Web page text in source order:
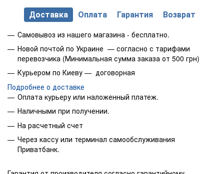
Доставка Оплата Гарантия Возврат
Самовывоз из нашего магазина - бесплатно.
Новой почтой по Украине — согласно с тарифами
перевозчика (Минимальная сумма заказа от 500 грн)
Курьером по Киеву — договорная
Подробнее о доставке
Оплата курьеру или наложенный платеж.
Наличными при получении.
На расчетный счет
Через кассу или терминал самообслуживания
Приватбанк.